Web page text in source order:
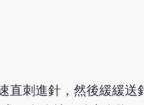
直刺進針，然後緩緩送